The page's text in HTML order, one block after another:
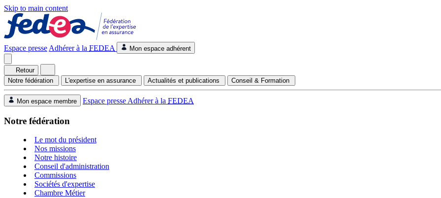
Skip to main content
Espace presse Adhérer à la FEDEA Mon espace adhérent
Retour
Notre fédération
L'expertise en assurance Actualités et publications Conseil & Formation
Mon espace membre Espace presse Adhérer à la FEDEA
Notre fédération
Le mot du président
Nos missions
Notre histoire
Conseil d'administration
Commissions
Sociétés d'expertise
Chambre Métier